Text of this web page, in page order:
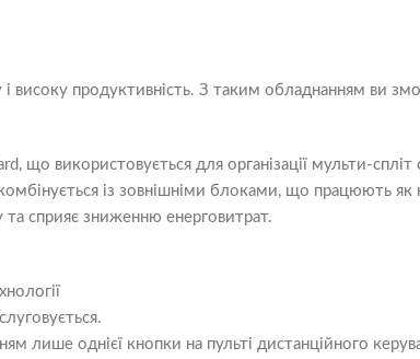
високу продуктивність. З таким обладнанням ви
що використовується для організації мульти-спліт
із зовнішніми блоками, що працюють як
сприяє зниженню енерговитрат.
лише однієї кнопки на пульті дистанційного